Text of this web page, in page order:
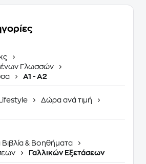
Γλωσσών
A1 - A2
Δώρα ανά τιμή
Βιβλία & Βοηθήματα
Γαλλικών Εξετάσεων